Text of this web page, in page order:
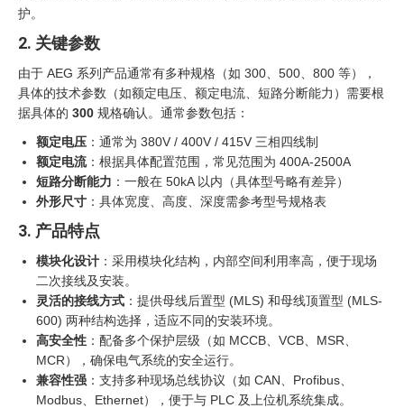
护。
2. 关键参数
由于 AEG 系列产品通常有多种规格（如 300、500、800 等），
具体的技术参数（如额定电压、额定电流、短路分断能力）需要根
据具体的 300 规格确认。通常参数包括：
额定电压 ：通常为 380V / 400V / 415V 三相四线制
额定电流：根据具体配置范围，常见范围为 400A-2500A
短路分断能力 ：一般在 50kA 以内（具体型号略有差异）
外形尺寸 ：具体宽度、高度、深度需参考型号规格表
3. 产品特点
模块化设计 ：采用模块化结构，内部空间利用率高，便于现场
二次接线及安装。
灵活的接线方式 ：提供母线后置型 (MLS) 和母线顶置型 (MLS-
600) 两种结构选择，适应不同的安装环境。
高安全性 ：配备多个保护层级（如 MCCB、VCB、MSR、
MCR），确保电气系统的安全运行。
兼容性强 ：支持多种现场总线协议（如 CAN、Profibus、
Modbus、Ethernet），便于与 PLC 及上位机系统集成。